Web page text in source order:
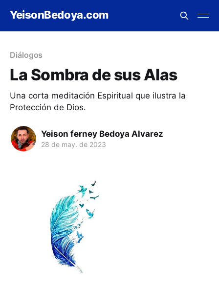
YeisonBedoya.com
Diálogos
La Sombra de sus Alas
Una corta meditación Espiritual que ilustra la
Protección de Dios.
Yeison ferney Bedoya Alvarez
28 de may. de 2023